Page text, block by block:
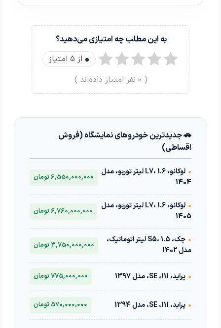
به این مطلب چه امتیازی می‌دهید؟
0 از 5 امتیاز
(
0 نفر امتیاز داده‌اند )
🚗 جدیدترین خودروهای نمایشگاه (فروش
اقساطی)
•
لوکانو، L7، 1.6 لیتر توربو، مدل
1404
6,550,000,000 تومان
•
لوکانو، L7، 1.6 لیتر توربو، مدل
1405
6,760,000,000 تومان
•
جک، S5، 1.5 لیتر اتوماتیک،
مدل 1402
3,750,000,000 تومان
• پراید، 111، SE، مدل 1397 775,000,000 تومان
• پراید، 111، SE، مدل 1394 570,000,000 تومان